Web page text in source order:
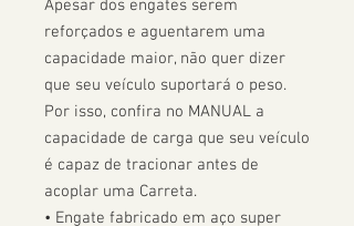
Apesar dos engates serem
reforçados e aguentarem uma
capacidade maior, não quer dizer
que seu veículo suportará o peso.
Por isso, confira no MANUAL a
capacidade de carga que seu veículo
é capaz de tracionar antes de
acoplar uma Carreta.
• Engate fabricado em aço super